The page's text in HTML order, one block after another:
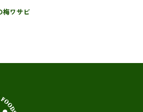
梅ワサビ